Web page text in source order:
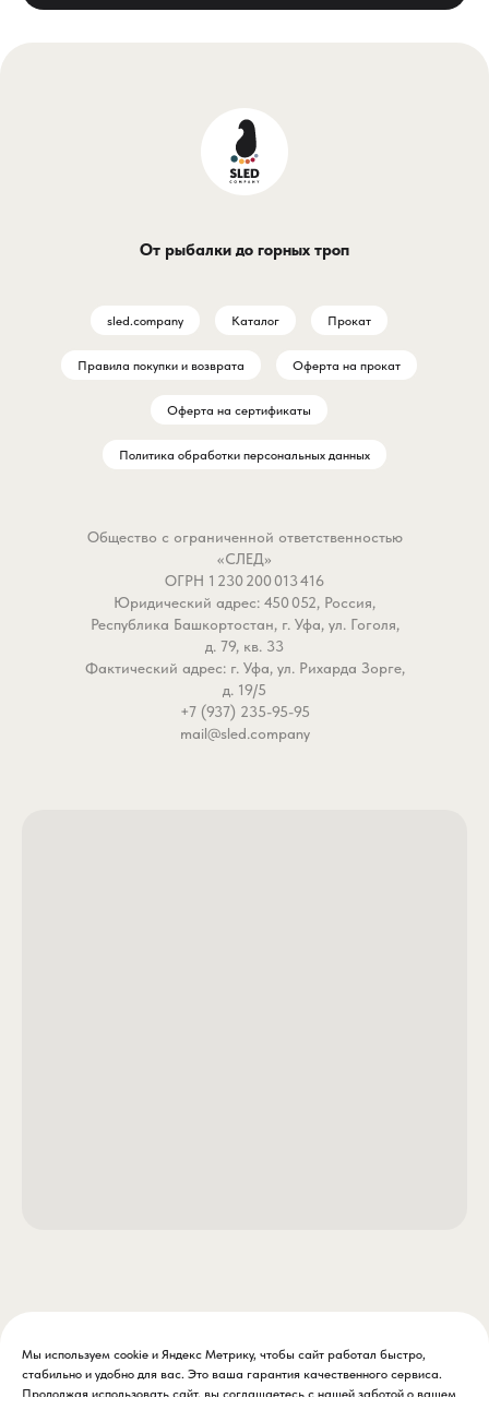
От рыбалки до горных троп
sled.company Каталог Прокат
Правила покупки и возврата Оферта на прокат
Оферта на сертификаты
Политика обработки персональных данных
Общество с ограниченной ответственностью
«СЛЕД»
ОГРН 1 230 200 013 416
Юридический адрес: 450 052, Россия,
Республика Башкортостан, г. Уфа, ул. Гоголя,
д. 79, кв. 33
Фактический адрес: г. Уфа, ул. Рихарда Зорге,
д. 19/5
+7 (937) 235-95-95
mail@sled.company
Мы используем cookie и Яндекс Метрику, чтобы сайт работал быстро,
стабильно и удобно для вас. Это ваша гарантия качественного сервиса.
Продолжая использовать сайт, вы соглашаетесь с нашей заботой о вашем